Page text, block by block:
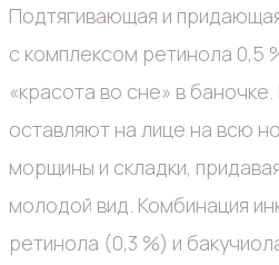
Подтягивающая и
с комплексом ретинола 0,5
«красота во сне» в
оставляют на лице на всю
морщины и складки,
молодой вид. Комбинация
ретинола (0,3 %) и